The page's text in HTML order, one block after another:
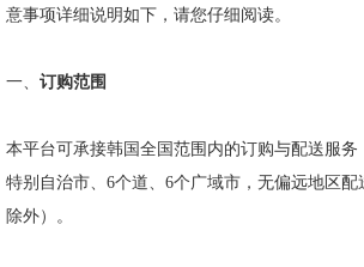
意事项详细说明如下，请您仔细阅读。
一、 订购范围
本平台可承接韩国全国范围内的订购与配送服务
特别自治市、 6个道、 6个广域市，无偏远地区配
除外）。